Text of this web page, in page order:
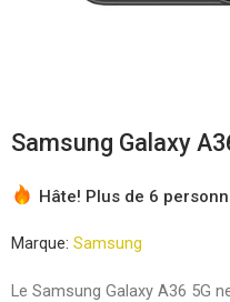
Samsung Galaxy
Hâte! Plus de 6
Marque: Samsung
Le Samsung Galaxy A36 5G